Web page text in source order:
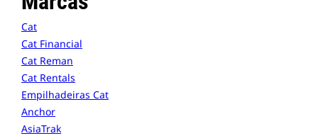
Cat
Cat Financial
Cat Reman
Cat Rentals
Empilhadeiras Cat
Anchor
AsiaTrak